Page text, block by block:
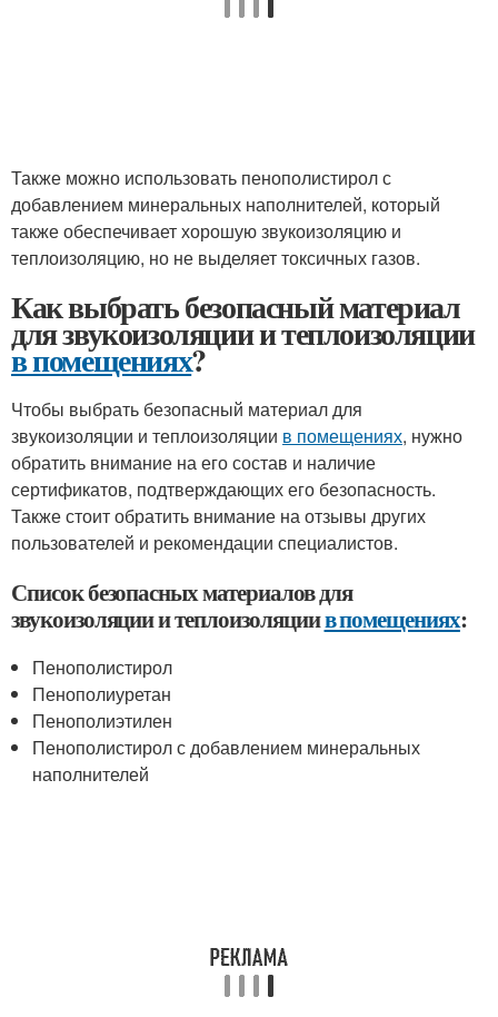
Также можно использовать пенополистирол с
добавлением минеральных наполнителей, который
также обеспечивает хорошую звукоизоляцию и
теплоизоляцию, но не выделяет токсичных газов.
Как выбрать безопасный материал
для звукоизоляции и теплоизоляции
в помещениях?
Чтобы выбрать безопасный материал для
звукоизоляции и теплоизоляции в помещениях, нужно
обратить внимание на его состав и наличие
сертификатов, подтверждающих его безопасность.
Также стоит обратить внимание на отзывы других
пользователей и рекомендации специалистов.
Список безопасных материалов для
звукоизоляции и теплоизоляциив помещениях:
Пенополистирол
Пенополиуретан
Пенополиэтилен
Пенополистирол с добавлением минеральных
наполнителей